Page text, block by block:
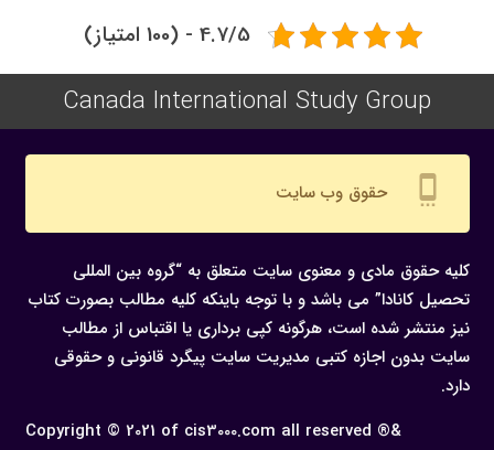
4.7/5 - (100 امتیاز)
Canada International Study Group
settings_cell حقوق وب سایت
کلیه حقوق مادی و معنوی سایت متعلق به “گروه بین المللی
تحصیل کانادا” می باشد و با توجه باینکه کلیه مطالب بصورت کتاب
نیز منتشر شده است، هرگونه كپی برداری یا اقتباس از مطالب
سایت بدون اجازه كتبی مدیریت سایت پیگرد قانونی و حقوقی
دارد.
Copyright © 2021 of cis3000.com all reserved ®&